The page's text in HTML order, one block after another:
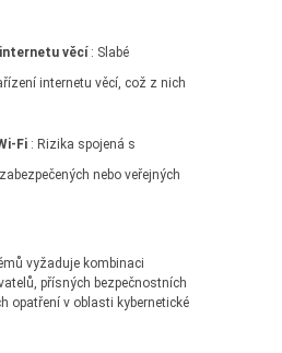
věcí : Slabé
internetu věcí, což z nich
Fi : Rizika spojená s
nebo veřejných
vyžaduje kombinaci
přísných bezpečnostních
opatření v oblasti kybernetické